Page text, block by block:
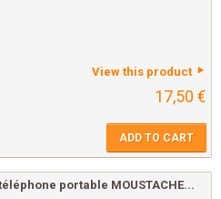
View this product
17,50 €
ADD TO CART
portable MOUSTACHE...